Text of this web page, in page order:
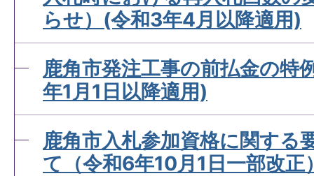
らせ）(令和3年4月以降適用)
鹿角市発注工事の前払金の特
年1月1日以降適用)
鹿角市入札参加資格に関する
て（令和6年10月1日一部改正